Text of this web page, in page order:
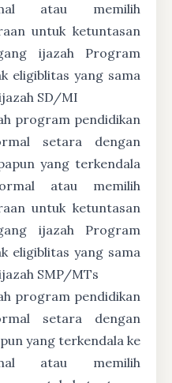
atau memilih
untuk ketuntasan
ijazah Program
eligiblitas yang sama
SD/MI
program pendidikan
setara dengan
yang terkendala
atau memilih
untuk ketuntasan
ijazah Program
eligiblitas yang sama
SMP/MTs
program pendidikan
setara dengan
yang terkendala ke
atau memilih